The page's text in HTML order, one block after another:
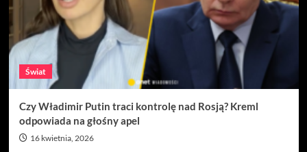
Świat
Czy Władimir Putin traci kontrolę nad Rosją? Kreml
odpowiada na głośny apel
16 kwietnia, 2026